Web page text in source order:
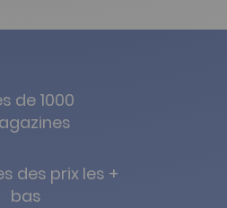
de 1000
des prix les +
bas